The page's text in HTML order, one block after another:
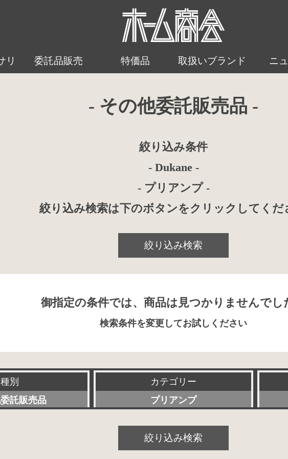
リ 委託品販売 特価品 取扱いブランド ニ
- その他委託販売品 -
絞り込み条件
- Dukane -
- プリアンプ -
絞り込み検索は下のボタンをクリックしてくだ
絞り込み検索
御指定の条件では、商品は見つかりませんでし
検索条件を変更してお試しください
種別
託販売品
カテゴリー
プリアンプ
パワーアンプ
絞り込み検索